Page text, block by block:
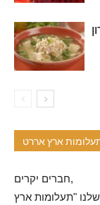
ארץ אררט
חברים יקרים,
"תעלומות ארץ